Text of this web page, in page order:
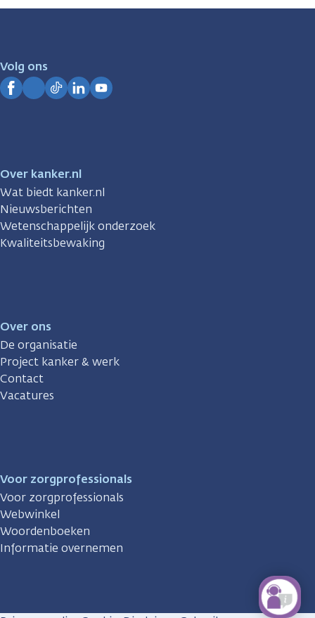
zijn
Volg ons
Over kanker.nl
Wat biedt kanker.nl
Nieuwsberichten
Wetenschappelijk onderzoek
Kwaliteitsbewaking
Over ons
De organisatie
Project kanker & werk
Contact
Vacatures
Voor zorgprofessionals
Voor zorgprofessionals
Webwinkel
Woordenboeken
Informatie overnemen